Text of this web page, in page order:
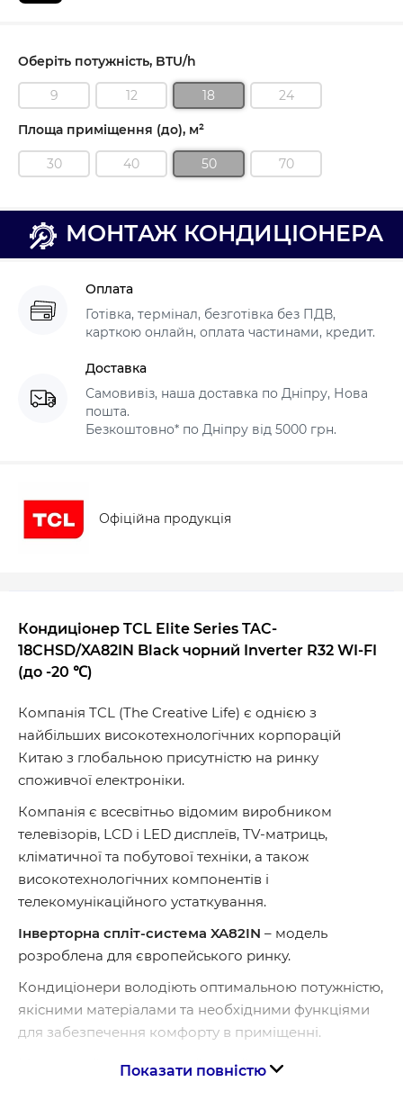
Оберіть потужність, BTU/h
9 12 18 24
Площа приміщення (до), м²
30 40 50 70
МОНТАЖ КОНДИЦІОНЕРА
Оплата
Готівка, термінал, безготівка без ПДВ,
карткою онлайн, оплата частинами, кредит.
Доставка
Самовивіз, наша доставка по Дніпру, Нова
пошта.
Безкоштовно* по Дніпру від 5000 грн.
Офіційна продукція
Кондиціонер TCL Elite Series TAC-
18CHSD/XA82IN Black чорний Inverter R32 WI-FI
(до -20 ℃)
Компанія TCL (The Creative Life) є однією з
найбільших високотехнологічних корпорацій
Китаю з глобальною присутністю на ринку
споживчої електроніки.
Компанія є всесвітньо відомим виробником
телевізорів, LCD і LED дисплеїв, TV-матриць,
кліматичної та побутової техніки, а також
високотехнологічних компонентів і
телекомунікаційного устаткування.
Інверторна спліт-система XA82IN – модель
розроблена для європейського ринку.
Кондиціонери володіють оптимальною потужністю,
якісними матеріалами та необхідними функціями
для забезпечення комфорту в приміщенні.
Має тонкий та елегантний дизайн
чорного
Показати повністю